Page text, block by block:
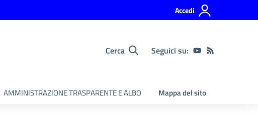
Accedi
Cerca Seguici su:
AMMINISTRAZIONE TRASPARENTE E ALBO Mappa del sito